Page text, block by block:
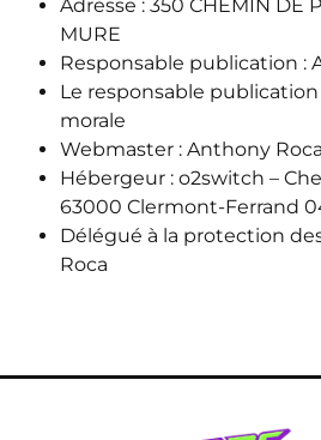
Adresse : 350 CHEMIN DE
MURE
Responsable publication :
Le responsable
morale
Webmaster : Anthony Roca
Hébergeur : o2switch –
63000 Clermont-Ferrand
Délégué à la protection
Roca